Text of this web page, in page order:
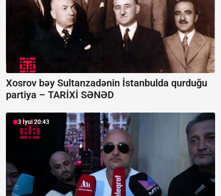
Xosrov bəy Sultanzadənin İstanbulda qurduğu
partiya – TARİXİ SƏNƏD
3 İyul 20:43